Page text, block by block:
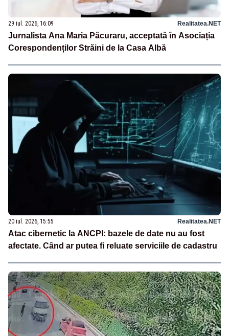
29 iul. 2026, 16:09 Realitatea.NET
Jurnalista Ana Maria Păcuraru, acceptată în Asociația
Corespondenților Străini de la Casa Albă
20 iul. 2026, 15:55 Realitatea.NET
Atac cibernetic la ANCPI: bazele de date nu au fost
afectate. Când ar putea fi reluate serviciile de cadastru